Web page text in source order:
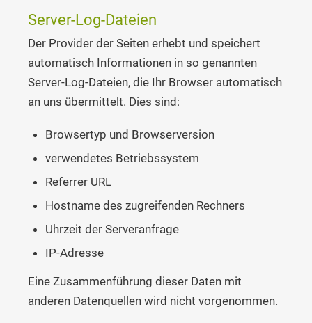
Server-Log-Dateien
Der Provider der Seiten erhebt und speichert
automatisch Informationen in so genannten
Server-Log-Dateien, die Ihr Browser automatisch
an uns übermittelt. Dies sind:
Browsertyp und Browserversion
verwendetes Betriebssystem
Referrer URL
Hostname des zugreifenden Rechners
Uhrzeit der Serveranfrage
IP-Adresse
Eine Zusammenführung dieser Daten mit
anderen Datenquellen wird nicht vorgenommen.